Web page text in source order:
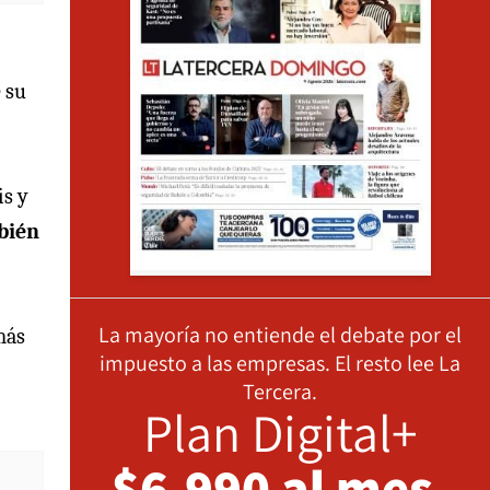
su
y
La mayoría no entiende el debate por el
impuesto a las empresas. El resto lee La
Tercera.
Plan Digital+